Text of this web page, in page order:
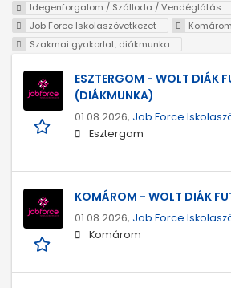
Idegenforgalom / Szálloda / Vendéglátás
Job Force Iskolaszövetkezet
Szakmai gyakorlat, diákmunka
ESZTERGOM - WOLT DIÁK
(DIÁKMUNKA)
01.08.2026, Job Force
Esztergom
KOMÁROM - WOLT DIÁK
01.08.2026, Job Force
Komárom